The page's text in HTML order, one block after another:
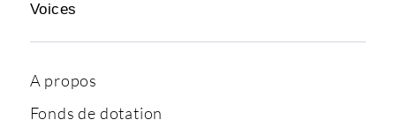
Voices
A propos
Fonds de dotation